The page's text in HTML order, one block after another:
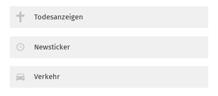
Todesanzeigen
Newsticker
Verkehr